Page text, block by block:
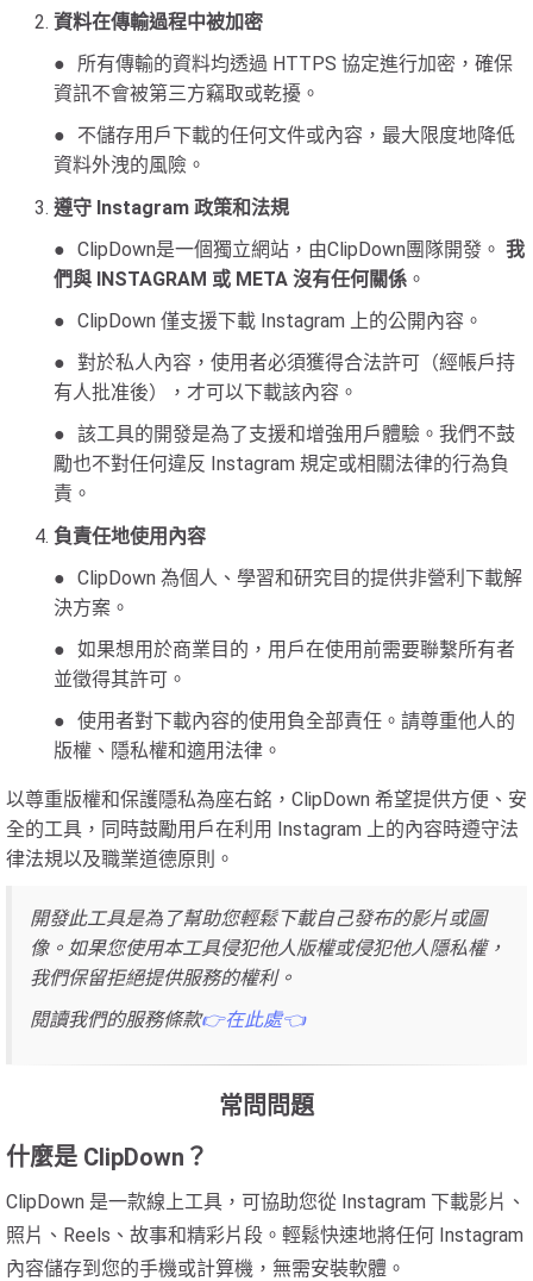
資料在傳輸過程中被加密
所有傳輸的資料均透過 HTTPS 協定進行加密，確保
資訊不會被第三方竊取或乾擾。
不儲存用戶下載的任何文件或內容，最大限度地降低
資料外洩的風險。
遵守 Instagram 政策和法規
ClipDown是一個獨立網站，由ClipDown團隊開發。 我
們與 INSTAGRAM 或 META 沒有任何關係 。
ClipDown 僅支援下載 Instagram 上的公開內容。
對於私人內容，使用者必須獲得合法許可（經帳戶持
有人批准後），才可以下載該內容。
該工具的開發是為了支援和增強用戶體驗。我們不鼓
勵也不對任何違反 Instagram 規定或相關法律的行為負
責。
負責任地使用內容
ClipDown 為個人、學習和研究目的提供非營利下載解
決方案。
如果想用於商業目的，用戶在使用前需要聯繫所有者
並徵得其許可。
使用者對下載內容的使用負全部責任。請尊重他人的
版權、隱私權和適用法律。
以尊重版權和保護隱私為座右銘，ClipDown 希望提供方便、安
全的工具，同時鼓勵用戶在利用 Instagram 上的內容時遵守法
律法規以及職業道德原則。
開發此工具是為了幫助您輕鬆下載自己發布的影片或圖
像。如果您使用本工具侵犯他人版權或侵犯他人隱私權，
我們保留拒絕提供服務的權利。
閱讀我們的服務條款👉在此處👈
常問問題
什麼是 ClipDown？
ClipDown 是一款線上工具，可協助您從 Instagram 下載影片、
照片、Reels、故事和精彩片段。輕鬆快速地將任何 Instagram
內容儲存到您的手機或計算機，無需安裝軟體。